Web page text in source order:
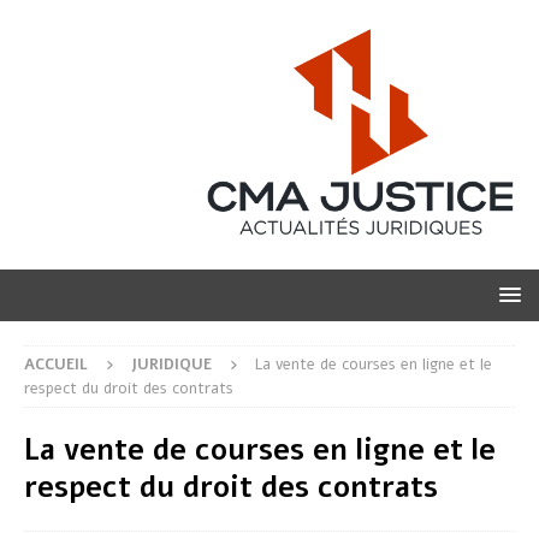
ACCUEIL JURIDIQUE
La vente de courses en ligne et le
respect du droit des contrats
La vente de courses en ligne et le
respect du droit des contrats